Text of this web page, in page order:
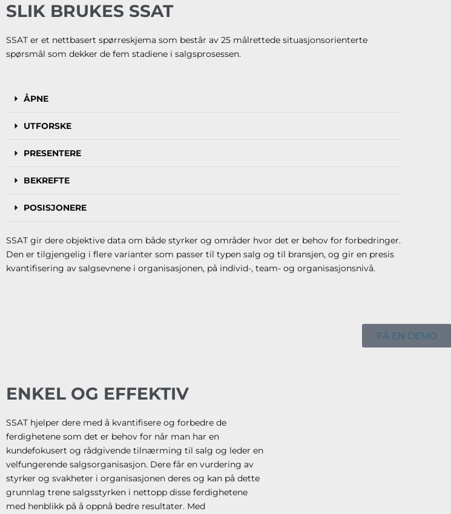
SLIK BRUKES SSAT
SSAT er et nettbasert spørreskjema som består av 25 målrettede situasjonsorienterte
spørsmål som dekker de fem stadiene i salgsprosessen.
ÅPNE
UTFORSKE
PRESENTERE
BEKREFTE
POSISJONERE
SSAT gir dere objektive data om både styrker og områder hvor det er behov for forbedringer.
Den er tilgjengelig i flere varianter som passer til typen salg og til bransjen, og gir en presis
kvantifisering av salgsevnene i organisasjonen, på individ-, team- og organisasjonsnivå.
FÅ EN DEMO
ENKEL OG EFFEKTIV
SSAT hjelper dere med å kvantifisere og forbedre de
ferdighetene som det er behov for når man har en
kundefokusert og rådgivende tilnærming til salg og leder en
velfungerende salgsorganisasjon. Dere får en vurdering av
styrker og svakheter i organisasjonen deres og kan på dette
grunnlag trene salgsstyrken i nettopp disse ferdighetene
med henblikk på å oppnå bedre resultater. Med